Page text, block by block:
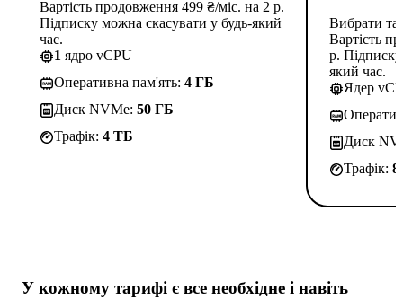
Вартість продовження 499 ₴/міс. на 2 р.
Підписку можна скасувати у будь-який
час.
1 ядро vCPU
Оперативна пам'ять: 4 ГБ
Диск NVMe: 50 ГБ
Трафік: 4 TБ
Вибрати
Вартість
р.
який час.
Ядер
Диск
Трафік:
У кожному тарифі є все необхідне і навіть